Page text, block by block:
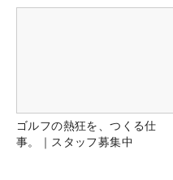
ゴルフの熱狂を、つくる仕
事。｜スタッフ募集中